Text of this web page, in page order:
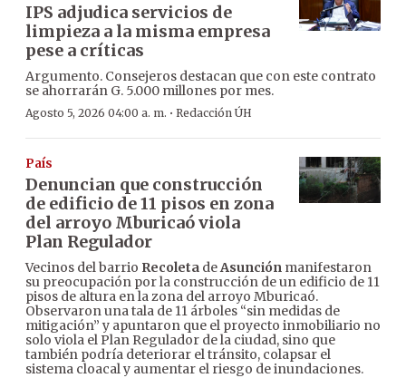
IPS adjudica servicios de
limpieza a la misma empresa
pese a críticas
Argumento. Consejeros destacan que con este contrato
se ahorrarán G. 5.000 millones por mes.
Agosto 5, 2026 04:00 a. m. · Redacción ÚH
País
Denuncian que construcción
de edificio de 11 pisos en zona
del arroyo Mburicaó viola
Plan Regulador
Vecinos del barrio Recoleta deAsunción manifestaron
su preocupación por la construcción de un edificio de 11
pisos de altura en la zona del arroyo Mburicaó.
Observaron una tala de 11 árboles “sin medidas de
mitigación” y apuntaron que el proyecto inmobiliario no
solo viola el Plan Regulador de la ciudad, sino que
también podría deteriorar el tránsito, colapsar el
sistema cloacal y aumentar el riesgo de inundaciones.